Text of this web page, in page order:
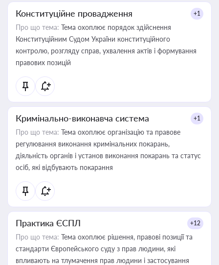
Конституційне провадження +1
Про що тема: Тема охоплює порядок здійснення
Конституційним Судом України конституційного
контролю, розгляду справ, ухвалення актів і формування
правових позицій
Кримінально-виконавча система +1
Про що тема: Тема охоплює організацію та правове
регулювання виконання кримінальних покарань,
діяльність органів і установ виконання покарань та статус
осіб, які відбувають покарання
Практика ЄСПЛ +12
Про що тема: Тема охоплює рішення, правові позиції та
стандарти Європейського суду з прав людини, які
впливають на тлумачення прав людини і застосування